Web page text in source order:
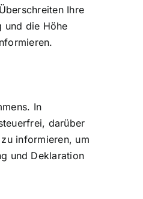
Ihre
und die Höhe
In
darüber
informieren, um
und Deklaration